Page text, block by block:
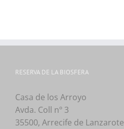
RESERVA DE LA BIOSFERA
Casa de los Arroyo
Avda. Coll nº 3
35500, Arrecife de Lanzarote